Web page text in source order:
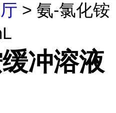
> 氨-氯化铵
冲溶液